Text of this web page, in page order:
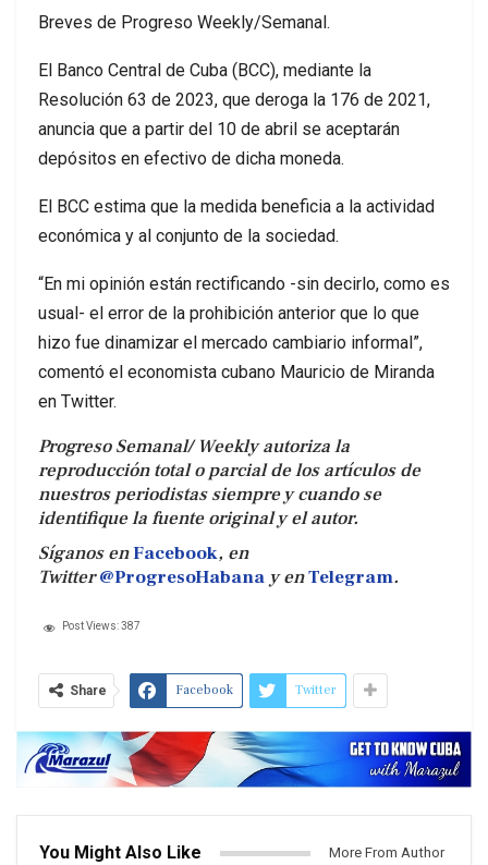
Breves de Progreso Weekly/Semanal.
El Banco Central de Cuba (BCC), mediante la
Resolución 63 de 2023, que deroga la 176 de 2021,
anuncia que a partir del 10 de abril se aceptarán
depósitos en efectivo de dicha moneda.
El BCC estima que la medida beneficia a la actividad
económica y al conjunto de la sociedad.
“En mi opinión están rectificando -sin decirlo, como es
usual- el error de la prohibición anterior que lo que
hizo fue dinamizar el mercado cambiario informal”,
comentó el economista cubano Mauricio de Miranda
en Twitter.
Progreso Semanal/ Weekly autoriza la
reproducción total o parcial de los artículos de
nuestros periodistas siempre y cuando se
identifique la fuente original y el autor.
Síganos enFacebook, en
Twitter@ProgresoHabanay enTelegram.
Post Views:387
Share Facebook Twitter
You Might Also Like More From Author